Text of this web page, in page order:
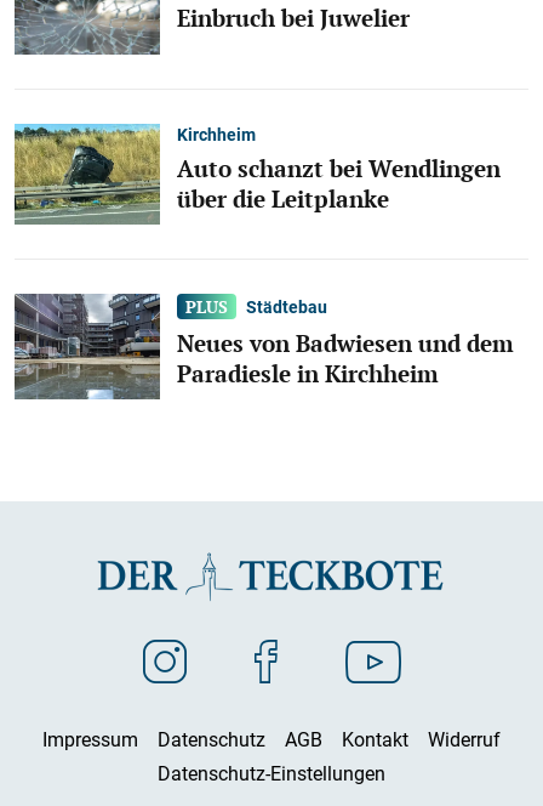
Einbruch bei Juwelier
Kirchheim
Auto schanzt bei Wendlingen
über die Leitplanke
Städtebau
Neues von Badwiesen und dem
Paradiesle in Kirchheim
Impressum Datenschutz AGB Kontakt
Widerruf
Datenschutz-Einstellungen